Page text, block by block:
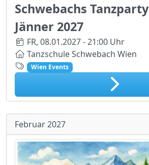
Schwebachs Tanzparty
Jänner 2027
FR, 08.01.2027 - 21:00 Uhr
Tanzschule Schwebach Wien
Wien Events
Februar 2027